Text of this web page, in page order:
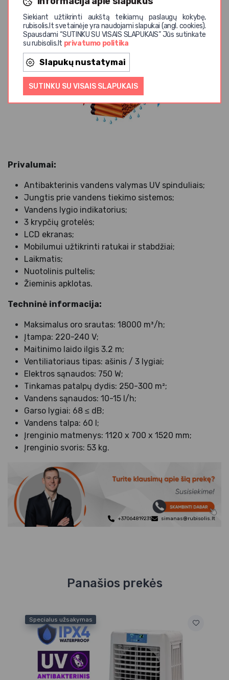
Siekiant užtikrinti aukštą teikiamų paslaugų kokybę,
rubisolis.lt svetainėje yra naudojami slapukai (angl. cookies).
Spausdami “SUTINKU SU VISAIS SLAPUKAIS” Jūs sutinkate
su rubisolis.lt privatumo politika
Slapukų nustatymai
SUTINKU SU VISAIS SLAPUKAIS
temperatūrą iki 5 °C / 7 °C.
Privalumai:
Antibakterinis vandens valymas UV spinduliais;
Jungtis prie vandens tiekimo sistemos;
Vandens lygio indikatorius;
3 krypčių grotelės;
LCD ekranas;
Mobilumui užtikrinti ratukai ir stabdžiai;
Laikmatis;
Nuotolinis pultelis;
Žieminis apklotas.
Techninė informacija:
Maksimalus oro srautas: 18000 m³/h;
Įtampa: 220-240 V;
Maitinimo laido ilgis 3.2 m;
Ventiliatoriaus tipas: ašinis / 3 lygiai;
Elektros sąnaudos: 750 W;
Tinkamas patalpų dydis: 250-300 m²;
Vandens sąnaudos: 10-15 l/h;
Garso lygiai: 68 ≤ dB;
Vandens talpa: 60 l;
Įrenginio matmenys: 1120 x 700 x 1520 mm;
Įrenginio svoris: 53 kg.
+37064819231 simanas@rubisolis.lt
Panašios prekės
Specialus užsakymas